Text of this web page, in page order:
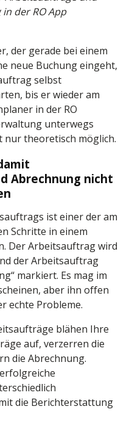
der RO App
der gerade bei einem
neue Buchung eingeht,
selbst
bis er wieder am
in der RO
unterwegs
theoretisch möglich.
Abrechnung nicht
ist einer der am
Schritte in einem
Der Arbeitsauftrag wird
der Arbeitsauftrag
markiert. Es mag im
aber ihn offen
echte Probleme.
blähen Ihre
auf, verzerren die
die Abrechnung.
die Berichterstattung